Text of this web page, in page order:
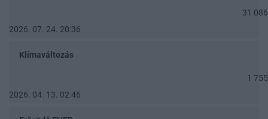
31 086
2026. 07. 24. 20:36
Klímaváltozás
1 755
2026. 04. 13. 02:46